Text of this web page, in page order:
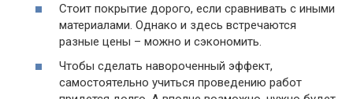
Стоит покрытие дорого, если сравнивать с иными
материалами. Однако и здесь встречаются
разные цены – можно и сэкономить.
Чтобы сделать навороченный эффект,
самостоятельно учиться проведению работ